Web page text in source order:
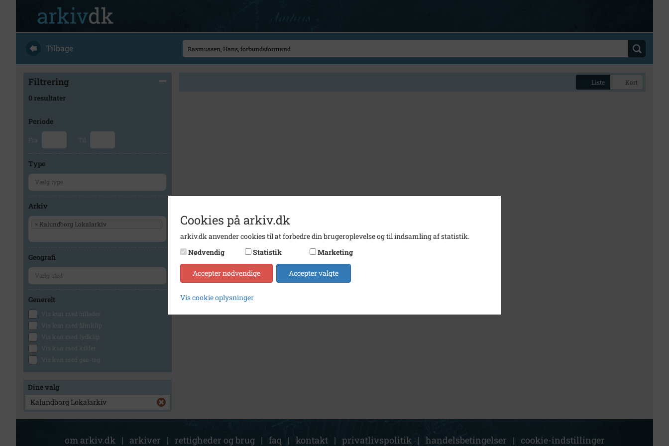
Tilbage
Filtrering
0 resultater
Periode
Fra Til
Type
Arkiv
× Kalundborg Lokalarkiv
Geografi
Generelt
Vis kun med billeder
Vis kun med filmklip
Vis kun med lydklip
Vis kun med kilder
Vis kun med geo-tag
Dine valg
Kalundborg Lokalarkiv
Liste Kort
om arkiv.dk | arkiver | rettigheder og brug | faq | kontakt | privatlivspolitik | handelsbetingelser | cookie-indstillinger
Cookies på arkiv.dk
arkiv.dk anvender cookies til at forbedre din brugeroplevelse og til indsamling af statistik.
Nødvendig
Statistik Marketing
Accepter nødvendige Accepter valgte
Vis cookie oplysninger